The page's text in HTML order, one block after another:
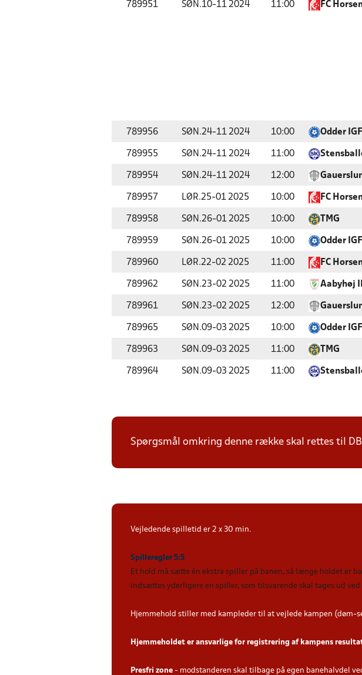
789951 SØN.10-11 2024 11:00 FC
789956 SØN.24-11 2024 10:00 Odder IGF
789955 SØN.24-11 2024 11:00
789954 SØN.24-11 2024 12:00
789957 LØR.25-01 2025 10:00 FC
789958 SØN.26-01 2025 10:00 TMG
789959 SØN.26-01 2025 10:00 Odder IGF
789960 LØR.22-02 2025 11:00 FC
789962 SØN.23-02 2025 11:00 Aabyhøj
789961 SØN.23-02 2025 12:00
789965 SØN.09-03 2025 10:00 Odder IGF
789963 SØN.09-03 2025 11:00 TMG
789964 SØN.09-03 2025 11:00
Spørgsmål omkring denne række skal rettes til
Vejledende spilletid er 2 x 30 min.
Spilleregler 5:5
Et hold må sætte én ekstra spiller på banen, så længe holdet er
indsættes yderligere en spiller, som tilsvarende skal tages ud
Hjemmehold stiller med kampleder til at vejlede kampen (døm-
Hjemmeholdet er ansvarlige for registrering af kampens
Presfri zone - modstanderen skal tilbage på egen banehalvdel